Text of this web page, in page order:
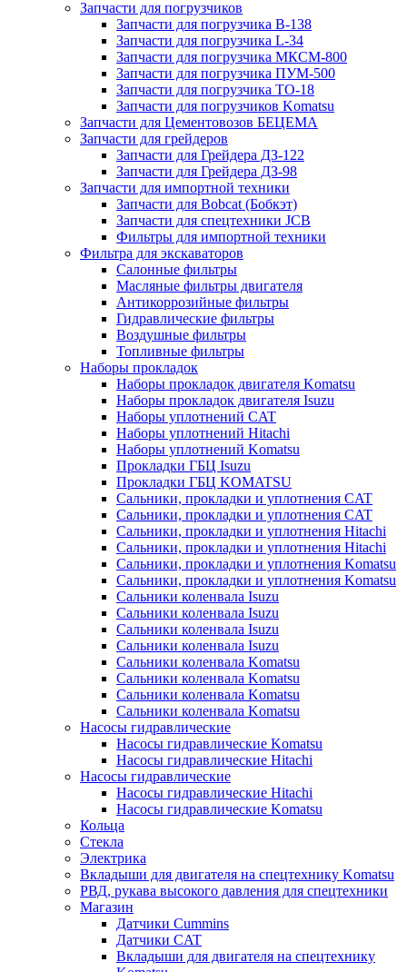
Запчасти для погрузчиков
Запчасти для погрузчика B-138
Запчасти для погрузчика L-34
Запчасти для погрузчика МКСМ-800
Запчасти для погрузчика ПУМ-500
Запчасти для погрузчика ТО-18
Запчасти для погрузчиков Komatsu
Запчасти для Цементовозов БЕЦЕМА
Запчасти для грейдеров
Запчасти для Грейдера ДЗ-122
Запчасти для Грейдера ДЗ-98
Запчасти для импортной техники
Запчасти для Bobcat (Бобкэт)
Запчасти для спецтехники JCB
Фильтры для импортной техники
Фильтра для экскаваторов
Салонные фильтры
Масляные фильтры двигателя
Антикоррозийные фильтры
Гидравлические фильтры
Воздушные фильтры
Топливные фильтры
Наборы прокладок
Наборы прокладок двигателя Komatsu
Наборы прокладок двигателя Isuzu
Наборы уплотнений CAT
Наборы уплотнений Hitachi
Наборы уплотнений Komatsu
Прокладки ГБЦ Isuzu
Прокладки ГБЦ KOMATSU
Сальники, прокладки и уплотнения CAT
Сальники, прокладки и уплотнения CAT
Сальники, прокладки и уплотнения Hitachi
Сальники, прокладки и уплотнения Hitachi
Сальники, прокладки и уплотнения Komatsu
Сальники, прокладки и уплотнения Komatsu
Сальники коленвала Isuzu
Сальники коленвала Isuzu
Сальники коленвала Isuzu
Сальники коленвала Isuzu
Сальники коленвала Komatsu
Сальники коленвала Komatsu
Сальники коленвала Komatsu
Сальники коленвала Komatsu
Насосы гидравлические
Насосы гидравлические Komatsu
Насосы гидравлические Hitachi
Насосы гидравлические
Насосы гидравлические Hitachi
Насосы гидравлические Komatsu
Кольца
Стекла
Электрика
Вкладыши для двигателя на спецтехнику Komatsu
РВД, рукава высокого давления для спецтехники
Магазин
Датчики Cummins
Датчики CAT
Вкладыши для двигателя на спецтехнику